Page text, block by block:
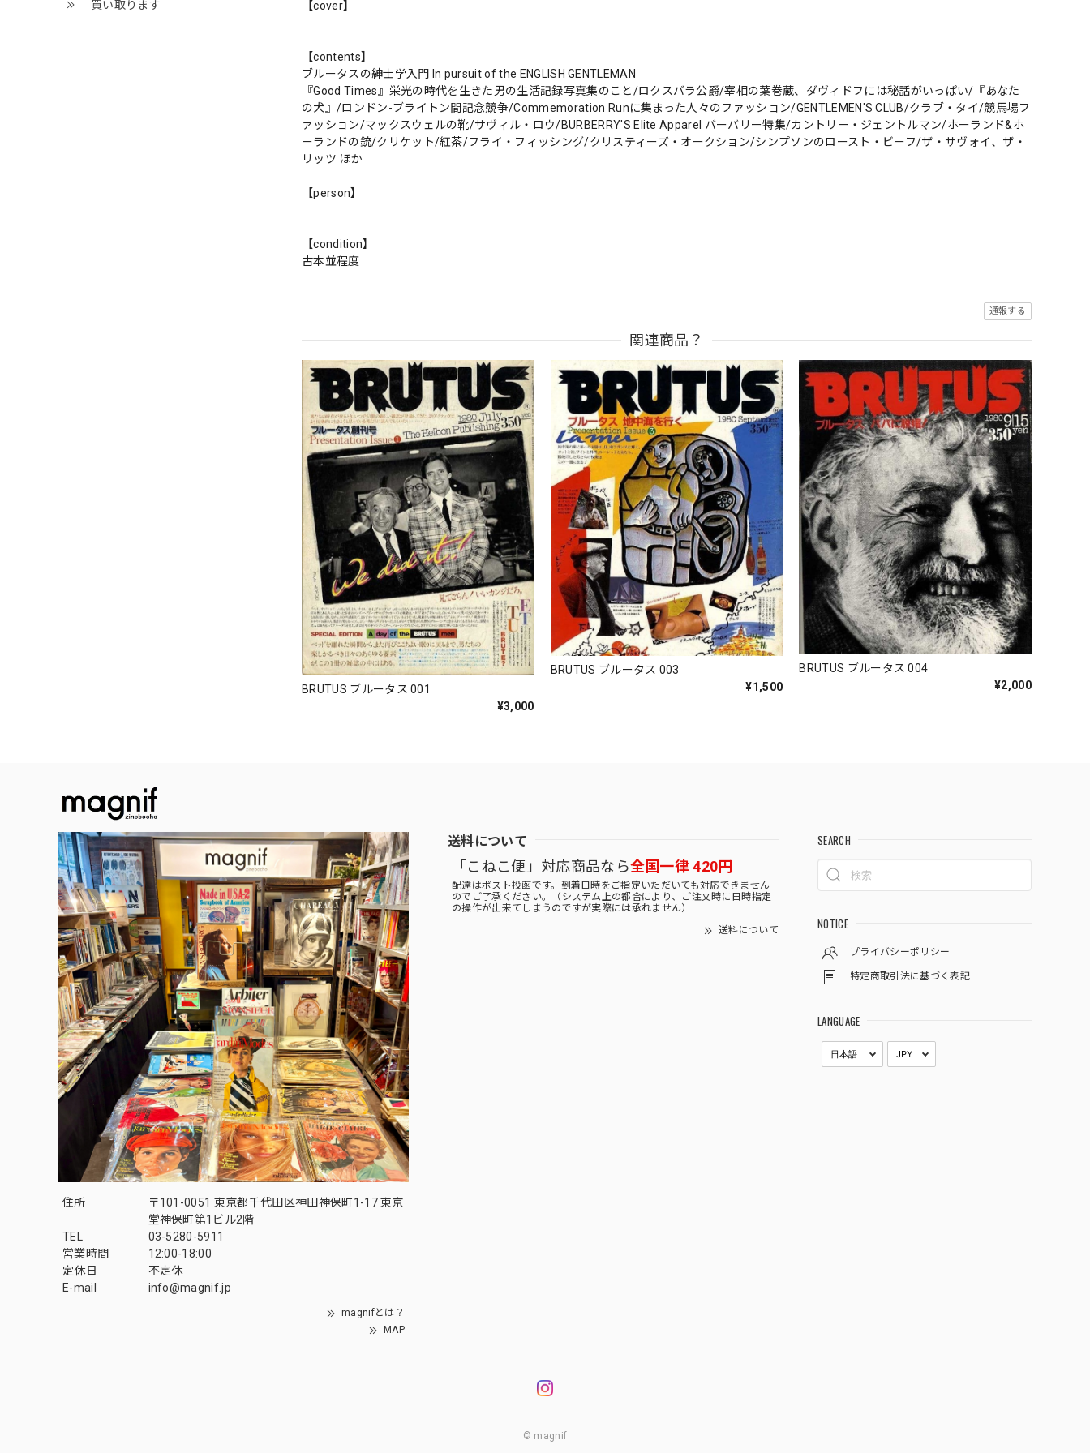
買い取ります 【cover】
【contents】
ブルータスの紳士学入門 In pursuit of the ENGLISH GENTLEMAN
『Good Times』栄光の時代を生きた男の生活記録写真集のこと/ロクスバラ公爵/宰相の葉巻蔵、ダヴィドフには秘話がいっぱい/『あなた
の犬』/ロンドン-ブライトン間記念競争/Commemoration Runに集まった人々のファッション/GENTLEMEN'S CLUB/クラブ・タイ/競馬場フ
ァッション/マックスウェルの靴/サヴィル・ロウ/BURBERRY'S Elite Apparel バーバリー特集/カントリー・ジェントルマン/ホーランド&ホ
ーランドの銃/クリケット/紅茶/フライ・フィッシング/クリスティーズ・オークション/シンプソンのロースト・ビーフ/ザ・サヴォイ、ザ・
リッツ ほか
【person】
【condition】
古本並程度
通報する
関連商品？
BRUTUS ブルータス 001
¥3,000
BRUTUS ブルータス 003
¥1,500
BRUTUS ブルータス 004
¥2,000
住所
〒101-0051 東京都千代田区神田神保町1-17 東京
堂神保町第1ビル2階
TEL
03-5280-5911
営業時間
12:00-18:00
定休日
不定休
E-mail
info@magnif.jp
magnifとは？
MAP
送料について
「こねこ便」対応商品なら全国一律 420円
配達はポスト投函です。到着日時をご指定いただいても対応できません
のでご了承ください。（システム上の都合により、ご注文時に日時指定
の操作が出来てしまうのですが実際には承れません）
送料について
SEARCH
NOTICE
プライバシーポリシー
特定商取引法に基づく表記
LANGUAGE
© magnif